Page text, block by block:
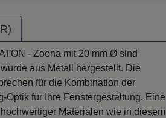
- Zoena mit 20 mm Ø sind
aus Metall hergestellt. Die
für die Kombination der
Optik für Ihre Fenstergestaltung. Eine
Materialen wie in diesem